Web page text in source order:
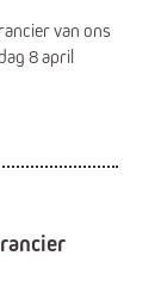
van ons
8 april